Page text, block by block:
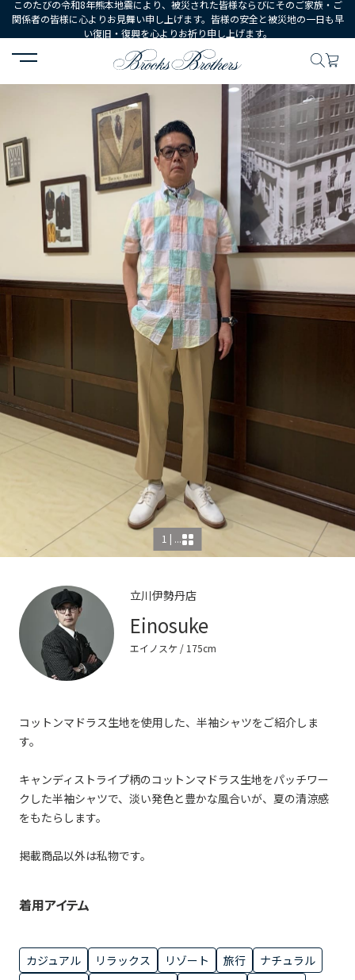
このたびの令和8年熊本地震により、被災された皆様ならびにそのご家族・ご
関係者の皆様に心よりお見舞い申し上げます。皆様の安全と被災地の一日も早
い復旧・復興を心よりお祈り申し上げます。
HOME コーディネート コーディネート詳細
1 | ...
立川伊勢丹店
Einosuke
エイノスケ/ 175cm
コットンマドラス生地を使用した、半袖シャツをご紹介しま
す。
キャンディストライプ柄のコットンマドラス生地をパッチワー
クした半袖シャツで、淡い発色と豊かな風合いが、夏の清涼感
をもたらします。
掲載商品以外は私物です。
着用アイテム
カジュアル リラックス リゾート 旅行
ナチュラル